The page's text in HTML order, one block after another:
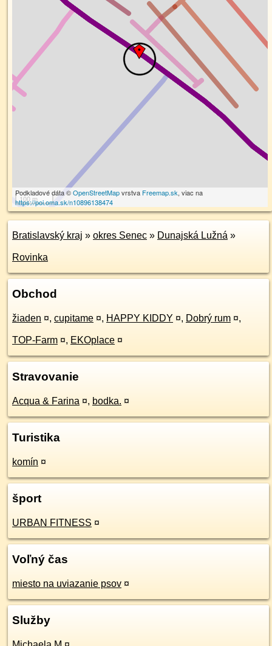
100 m
Podkladové dáta ©OpenStreetMapvrstva Freemap.sk, viac na
https://poi.oma.sk/n10896138474
Bratislavský kraj » okres Senec » Dunajská Lužná »
Rovinka
Obchod
žiaden ¤, cupitame ¤, HAPPY KIDDY ¤, Dobrý rum ¤,
TOP-Farm ¤, EKOplace ¤
Stravovanie
Acqua & Farina ¤, bodka. ¤
Turistika
komín ¤
šport
URBAN FITNESS ¤
Voľný čas
miesto na uviazanie psov ¤
Služby